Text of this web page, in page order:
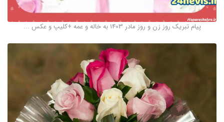
پیام تبریک روز زن و روز مادر 1403 به خاله و عمه +کلیپ و عکس ...